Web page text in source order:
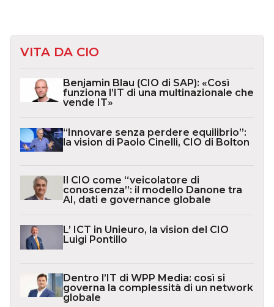
VITA DA CIO
Benjamin Blau (CIO di SAP): «Così
funziona l’IT di una multinazionale che
vende IT»
“Innovare senza perdere equilibrio”:
la vision di Paolo Cinelli, CIO di Bolton
Il CIO come “veicolatore di
conoscenza”: il modello Danone tra
AI, dati e governance globale
L’ ICT in Unieuro, la vision del CIO
Luigi Pontillo
Dentro l’IT di WPP Media: così si
governa la complessità di un network
globale